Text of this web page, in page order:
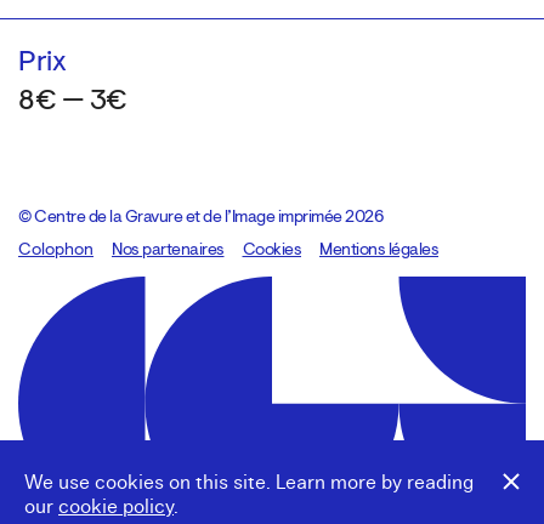
We use cookies on this site. Learn more by reading
our cookie policy.
Prix
8€ — 3€
© Centre de la Gravure et de l’Image imprimée 2026
Colophon
Design:Marcel Kaczmarek, code:8080.studio
Nos partenaires Cookies Mentions légales